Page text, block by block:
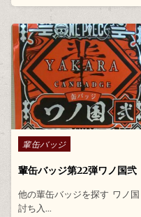
Posted in
輩缶バッジ
輩缶バッジ第22弾ワノ国弐
他の輩缶バッジを探す ワノ国
討ち入…